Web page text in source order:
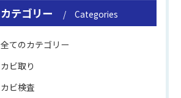
カテゴリー Categories
全てのカテゴリー
カビ取り
カビ検査